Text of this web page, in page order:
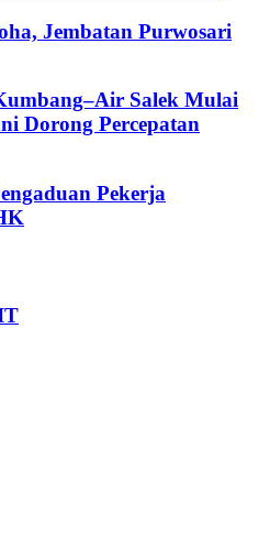
Jembatan Purwosari
Salek Mulai
Dorong Percepatan
Pekerja